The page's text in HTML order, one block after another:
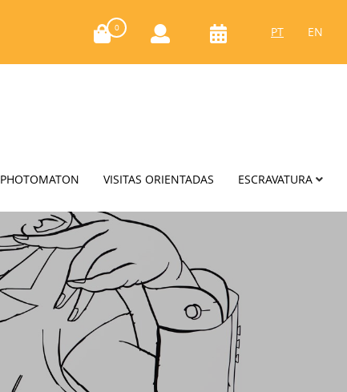
PT EN
0
PHOTOMATON VISITAS ORIENTADAS ESCRAVATURA